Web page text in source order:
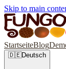
Skip to main
StartseiteBlog
🇩🇪Deutsch